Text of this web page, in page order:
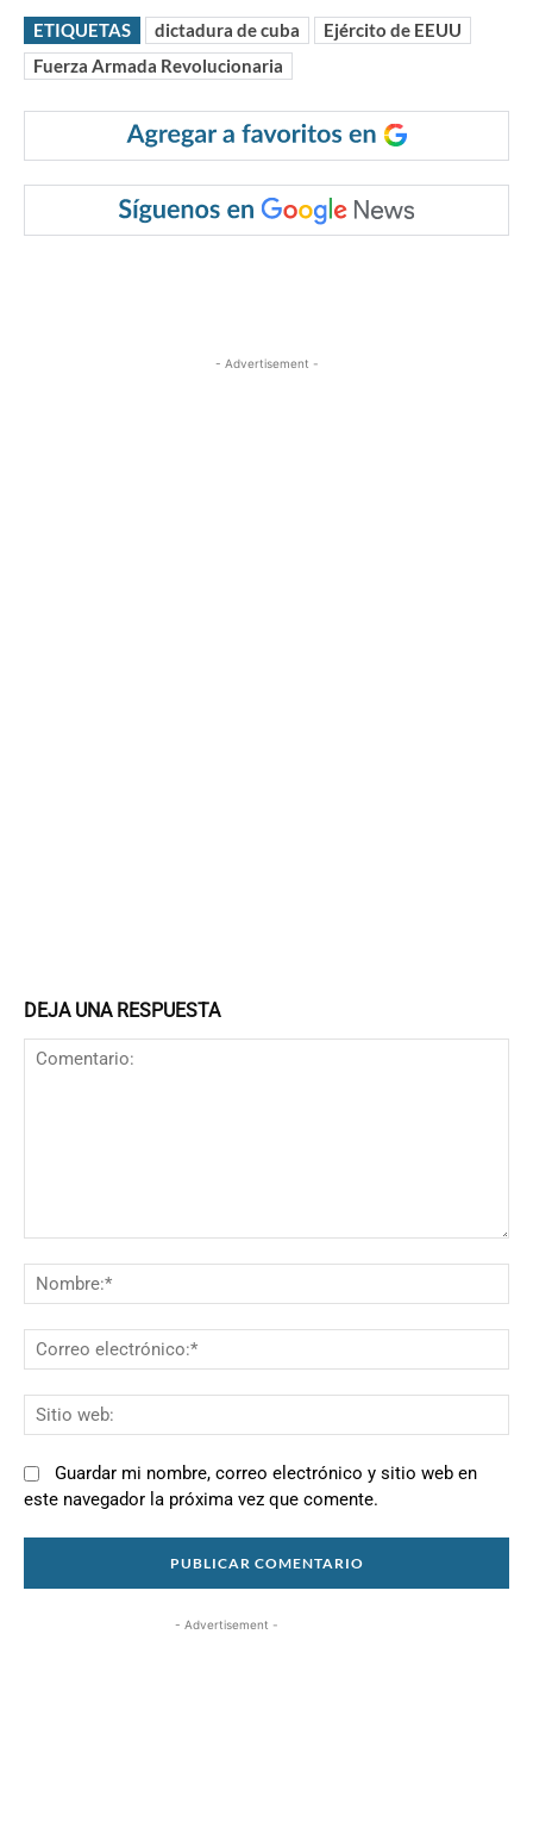
ETIQUETAS dictadura de cuba
Ejército de EEUU
Fuerza Armada Revolucionaria
- Advertisement -
DEJA UNA RESPUESTA
Guardar mi nombre, correo electrónico y sitio web en
este navegador la próxima vez que comente.
- Advertisement -